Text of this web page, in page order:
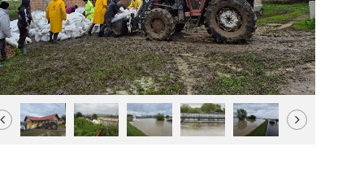
Previous Next